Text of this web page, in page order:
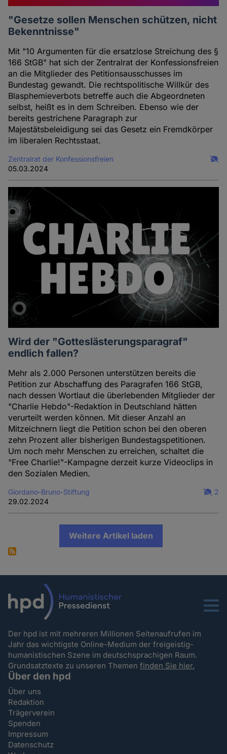
"Gesetze sollen Menschen schützen, nicht
Bekenntnisse"
Mit "10 Argumenten für die ersatzlose Streichung des §
166 StGB" hat sich der Zentralrat der Konfessionsfreien
an die Mitglieder des Petitionsausschusses im
Bundestag gewandt. Die rechtspolitische Willkür des
Blasphemieverbots betreffe auch die Abgeordneten
selbst, heißt es in dem Schreiben. Ebenso wie der
bereits gestrichene Paragraph zur
Majestätsbeleidigung sei das Gesetz ein Fremdkörper
im liberalen Rechtsstaat.
Zentralrat der Konfessionsfreien
05.03.2024
Wird der "Gotteslästerungsparagraf"
endlich fallen?
Mehr als 2.000 Personen unterstützen bereits die
Petition zur Abschaffung des Paragrafen 166 StGB,
nach dessen Wortlaut die überlebenden Mitglieder der
"Charlie Hebdo"-Redaktion in Deutschland hätten
verurteilt werden können. Mit dieser Anzahl an
Mitzeichnern liegt die Petition schon bei den oberen
zehn Prozent aller bisherigen Bundestagspetitionen.
Um noch mehr Menschen zu erreichen, schaltet die
"Free Charlie!"-Kampagne derzeit kurze Videoclips in
den Sozialen Medien.
Giordano-Bruno-Stiftung
29.02.2024
2
Weitere Artikel laden
Menu
Der hpd ist mit mehreren Millionen Seitenaufrufen im
Jahr das wichtigste Online-Medium der freigeistig-
humanistischen Szene im deutschsprachigen Raum.
Grundsatztexte zu unseren Themenfinden Sie hier.
Über den hpd
Über uns
Redaktion
Trägerverein
Spenden
Impressum
Datenschutz